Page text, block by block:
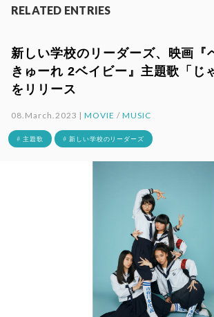
RELATED ENTRIES
新しい学校のリーダーズ、映画『
きゅーれ 2ベイビー』主題歌「じ
をリリース
08.March.2023 |MOVIE /MUSIC
# 主題歌 # 新しい学校のリーダーズ